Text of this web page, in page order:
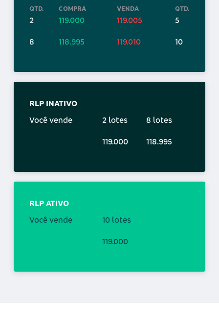
QTD.
2
8
COMPRA
119.000
118.995
VENDA
119.005
119.010
QTD.
5
10
RLP INATIVO
Você vende
2 lotes
119.000
8 lotes
118.995
RLP ATIVO
Você vende
10 lotes
119.000